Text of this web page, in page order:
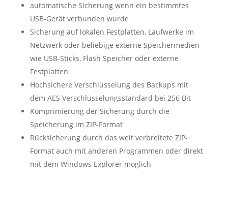
automatische Sicherung wenn ein bestimmtes
USB-Gerät verbunden wurde
Sicherung auf lokalen Festplatten, Laufwerke im
Netzwerk oder beliebige externe Speichermedien
wie USB-Sticks, Flash Speicher oder externe
Festplatten
Hochsichere Verschlüsselung des Backups mit
dem AES Verschlüsselungsstandard bei 256 Bit
Komprimierung der Sicherung durch die
Speicherung im ZIP-Format
Rücksicherung durch das weit verbreitete ZIP-
Format auch mit anderen Programmen oder direkt
mit dem Windows Explorer möglich